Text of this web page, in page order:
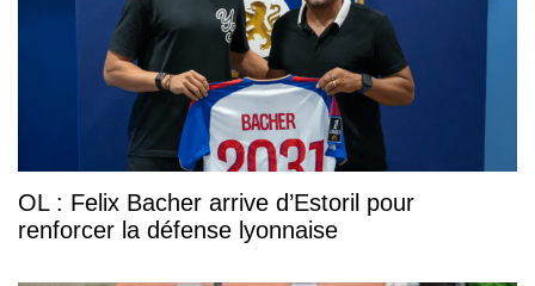
OL : Felix Bacher arrive d’Estoril pour
renforcer la défense lyonnaise